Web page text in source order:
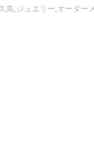
,ジュエリー,オーダー